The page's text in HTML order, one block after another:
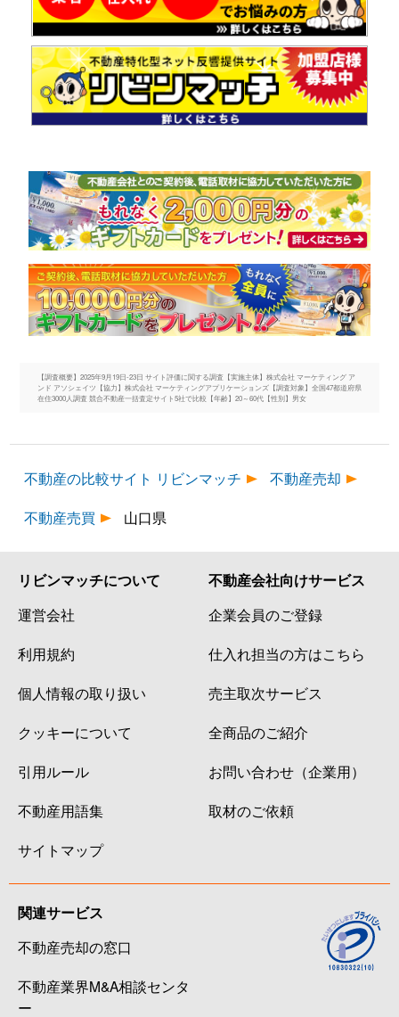
【調査概要】2025年9月19日-23日 サイト評価に関する調査【実施主体】株式会社 マーケティング ア
ンド アソシェイツ【協力】株式会社 マーケティングアプリケーションズ【調査対象】全国47都道府県
在住3000人調査 競合不動産一括査定サイト5社で比較【年齢】20～60代【性別】男女
不動産の比較サイト リビンマッチ
不動産売却
不動産売買
山口県
リビンマッチについて
運営会社
利用規約
個人情報の取り扱い
クッキーについて
引用ルール
不動産用語集
サイトマップ
不動産会社向けサービス
企業会員のご登録
仕入れ担当の方はこちら
売主取次サービス
全商品のご紹介
お問い合わせ（企業用）
取材のご依頼
関連サービス
不動産売却の窓口
不動産業界M&A相談センタ
ー